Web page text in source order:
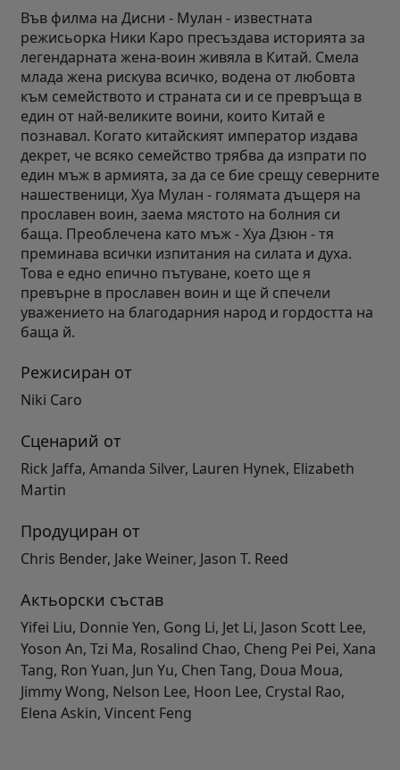
Във филма на Дисни - Мулан - известната
режисьорка Ники Каро пресъздава историята за
легендарната жена-воин живяла в Китай. Смела
млада жена рискува всичко, водена от любовта
към семейството и страната си и се превръща в
един от най-великите воини, които Китай е
познавал. Когато китайският император издава
декрет, че всяко семейство трябва да изпрати по
един мъж в армията, за да се бие срещу северните
нашественици, Хуа Мулан - голямата дъщеря на
прославен воин, заема мястото на болния си
баща. Преоблечена като мъж - Хуа Дзюн - тя
преминава всички изпитания на силата и духа.
Това е едно епично пътуване, което ще я
превърне в прославен воин и ще й спечели
уважението на благодарния народ и гордостта на
баща й.
Режисиран от
Niki Caro
Сценарий от
Rick Jaffa, Amanda Silver, Lauren Hynek, Elizabeth
Martin
Продуциран от
Chris Bender, Jake Weiner, Jason T. Reed
Актьорски състав
Yifei Liu, Donnie Yen, Gong Li, Jet Li, Jason Scott Lee,
Yoson An, Tzi Ma, Rosalind Chao, Cheng Pei Pei, Xana
Tang, Ron Yuan, Jun Yu, Chen Tang, Doua Moua,
Jimmy Wong, Nelson Lee, Hoon Lee, Crystal Rao,
Elena Askin, Vincent Feng